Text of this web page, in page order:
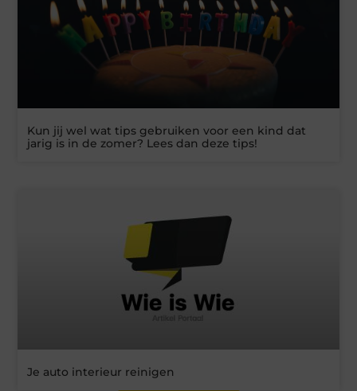
Kun jij wel wat tips gebruiken voor een kind dat
jarig is in de zomer? Lees dan deze tips!
Je auto interieur reinigen